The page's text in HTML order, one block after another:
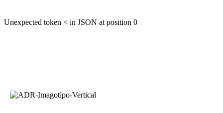
Unexpected token < in JSON at position 0